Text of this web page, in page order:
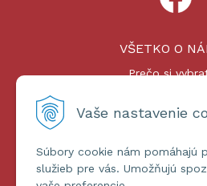
Vaše nastavenie
Súbory cookie nám pomáhajú
služieb pre vás. Umožňujú
VŠETKO O
Prečo si
Platby a
ĎALŠIE